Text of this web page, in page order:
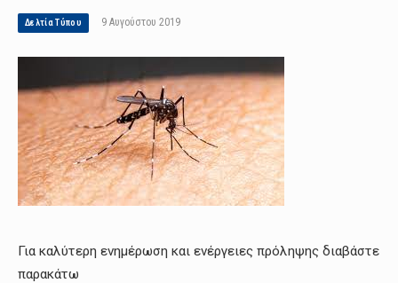
Δελτία Τύπου 9 Αυγούστου 2019
Για καλύτερη ενημέρωση και ενέργειες πρόληψης διαβάστε
παρακάτω